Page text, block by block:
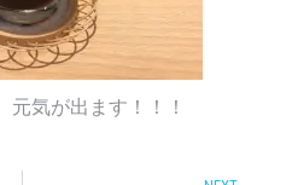
元気が出ます！！！